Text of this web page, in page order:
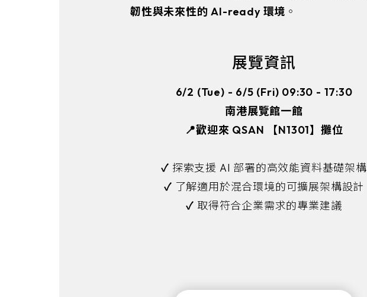
韌性與未來性的 AI-ready 環境 。
展覽資訊
6/2 (Tue) - 6/5 (Fri) 09:30 - 17:30
南港展覽館一館
📍歡迎來 QSAN 【N1301】攤位
✓ 探索支援 AI 部署的高效能資料基礎架構
✓ 了解適用於混合環境的可擴展架構設計
✓取得符合企業需求的專業建議